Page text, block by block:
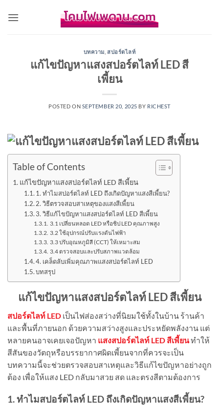
บทความ สปอร์ตไลท์
แก้ไขปัญหาแสงสปอร์ตไลท์ LED สี
เพี้ยน
POSTED ON SEPTEMBER 20, 2025 BY RICHEST
Table of Contents
แก้ไขปัญหาแสงสปอร์ตไลท์ LED สีเพี้ยน
1. ทำไมสปอร์ตไลท์ LED ถึงเกิดปัญหาแสงสีเพี้ยน?
2. วิธีตรวจสอบสาเหตุของแสงสีเพี้ยน
3. วิธีแก้ไขปัญหาแสงสปอร์ตไลท์ LED สีเพี้ยน
3.1 เปลี่ยนหลอด LED หรือชิป LED คุณภาพสูง
3.2 ใช้อุปกรณ์ปรับแรงดันไฟฟ้า
3.3 ปรับอุณหภูมิสี (CCT) ให้เหมาะสม
3.4 ตรวจสอบและปรับสภาพแวดล้อม
4. เคล็ดลับเพิ่มคุณภาพแสงสปอร์ตไลท์ LED
บทสรุป
แก้ไขปัญหาแสงสปอร์ตไลท์ LED สีเพี้ยน
สปอร์ตไลท์ LED เป็นไฟส่องสว่างที่นิยมใช้ทั้งในบ้าน ร้านค้า
และพื้นที่ภายนอก ด้วยความสว่างสูงและประหยัดพลังงาน แต่
หลายคนอาจเคยเจอปัญหา แสงสปอร์ตไลท์ LED สีเพี้ยนทำให้
สีสันของวัตถุหรือบรรยากาศผิดเพี้ยนจากที่ควรจะเป็น
บทความนี้จะช่วยตรวจสอบสาเหตุและวิธีแก้ไขปัญหาอย่างถูก
ต้อง เพื่อให้แสง LED กลับมาสวย สด และตรงสีตามต้องการ
1. ทำไมสปอร์ตไลท์ LED ถึงเกิดปัญหาแสงสีเพี้ยน?